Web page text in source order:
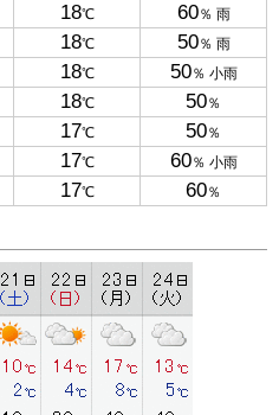
18℃ 60％ 雨
18℃ 50％ 雨
18℃ 50％ 小雨
18℃ 50％
17℃ 50％
17℃ 60％ 小雨
17℃ 60％